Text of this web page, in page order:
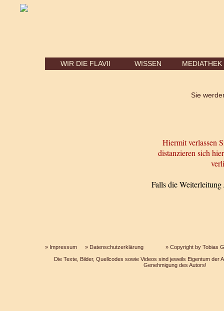
WIR DIE FLAVII WISSEN MEDIATHEK
Sie
Hiermit verlassen
distanzieren sich
Falls die Weiterleitung
» Impressum » Datenschutzerklärung
» Copyright by Tobias
Die Texte, Bilder, Quellcodes sowie Videos sind jeweils Eigentum der
Genehmigung des Autors!